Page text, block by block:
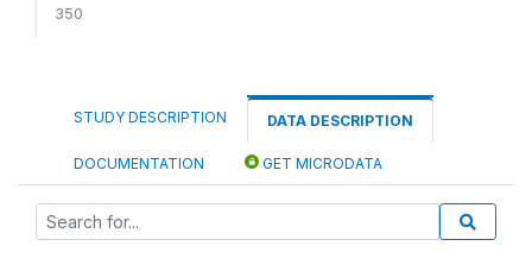
350
STUDY DESCRIPTION DATA DESCRIPTION
DOCUMENTATION GET MICRODATA